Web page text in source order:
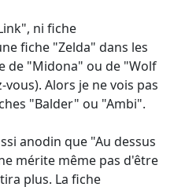
ni fiche
fiche "Zelda" dans les
de "Midona" ou de "Wolf
vous). Alors je ne vois pas
"Balder" ou "Ambi".
anodin que "Au dessus
mérite même pas d'être
plus. La fiche